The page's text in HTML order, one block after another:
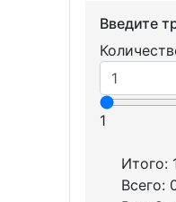
Введите
1
Итого:
Всего: